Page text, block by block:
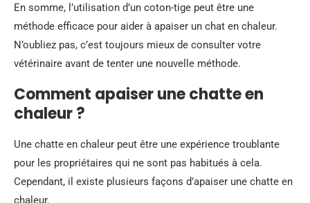
En somme, l’utilisation d’un coton-tige peut être une
méthode efficace pour aider à apaiser un chat en chaleur.
N’oubliez pas, c’est toujours mieux de consulter votre
vétérinaire avant de tenter une nouvelle méthode.
Comment apaiser une chatte en
chaleur ?
Une chatte en chaleur peut être une expérience troublante
pour les propriétaires qui ne sont pas habitués à cela.
Cependant, il existe plusieurs façons d’apaiser une chatte en
chaleur.